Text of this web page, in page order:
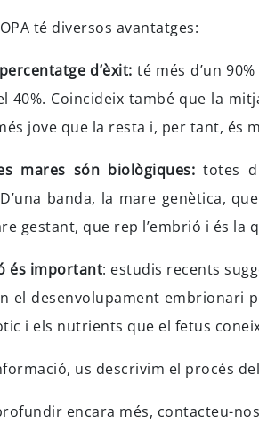
té diversos avantatges:
d’èxit:té més d’un
40%. Coincideix també que la
jove que la resta i, per tant,
mares són biològiques: totes
banda, la mare genètica,
gestant, que rep l’embrió i és la
és important: estudis recents
el desenvolupament embrionari
i els nutrients que el fetus
us descrivim el procés
encara més, contacteu-